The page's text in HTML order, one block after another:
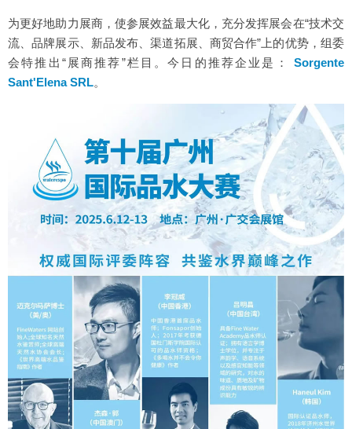
为更好地助力展商，使参展效益最大化，充分发挥展会在“技术交
流、品牌展示、新品发布、渠道拓展、商贸合作”上的优势，组委
会特推出“展商推荐”栏目。今日的推荐企业是： Sorgente
Sant'Elena SRL。